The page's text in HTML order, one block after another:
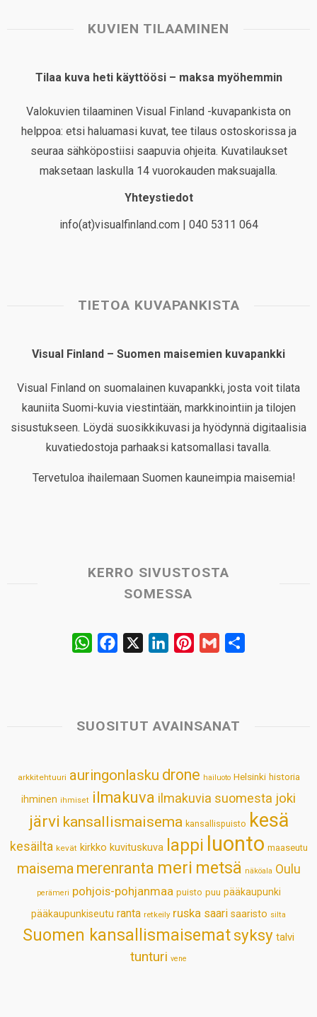
KUVIEN TILAAMINEN
Tilaa kuva heti käyttöösi – maksa myöhemmin
Valokuvien tilaaminen Visual Finland -kuvapankista on
helppoa: etsi haluamasi kuvat, tee tilaus ostoskorissa ja
seuraa sähköpostiisi saapuvia ohjeita. Kuvatilaukset
maksetaan laskulla 14 vuorokauden maksuajalla.
Yhteystiedot
info(at)visualfinland.com | 040 5311 064
TIETOA KUVAPANKISTA
Visual Finland – Suomen maisemien kuvapankki
Visual Finland on suomalainen kuvapankki, josta voit tilata
kauniita Suomi-kuvia viestintään, markkinointiin ja tilojen
sisustukseen. Löydä suosikkikuvasi ja hyödynnä digitaalisia
kuvatiedostoja parhaaksi katsomallasi tavalla.
Tervetuloa ihailemaan Suomen kauneimpia maisemia!
KERRO SIVUSTOSTA
SOMESSA
W
s
p
b
k
e
n
e
s
t
l
SUOSITUT AVAINSANAT
arkkitehtuuri auringonlasku drone hailuoto Helsinki historia
ihminen ihmiset ilmakuva ilmakuvia suomesta joki
järvi kansallismaisema kansallispuisto kesä
kesäilta kevät kirkko kuvituskuva lappi luonto maaseutu
maisema merenranta meri metsä näköala Oulu
perämeri pohjois-pohjanmaa puisto puu pääkaupunki
pääkaupunkiseutu ranta retkeily ruska saari saaristo silta
Suomen kansallismaisematsyksy talvi
tunturi vene